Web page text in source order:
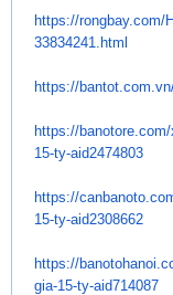
https://rongbay.com/
33834241.html
https://
https://
15-ty-aid2474803
https://
15-ty-aid2308662
https://
gia-15-ty-aid714087